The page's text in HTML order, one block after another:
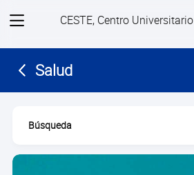
View
CESTE, Centro Universitario
Salud
Búsqueda